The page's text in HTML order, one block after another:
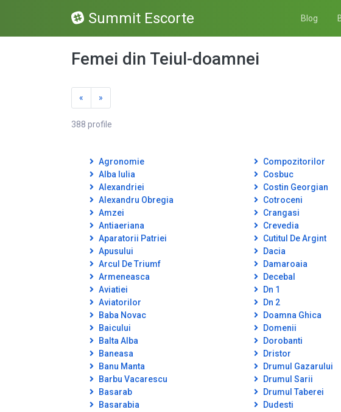
Summit Escorte Blog
Femei din Teiul-doamnei
« »
388 profile
Agronomie
Alba Iulia
Alexandriei
Alexandru Obregia
Amzei
Antiaeriana
Aparatorii Patriei
Apusului
Arcul De Triumf
Armeneasca
Aviatiei
Aviatorilor
Baba Novac
Baicului
Balta Alba
Baneasa
Banu Manta
Barbu Vacarescu
Basarab
Basarabia
Compozitorilor
Cosbuc
Costin Georgian
Cotroceni
Crangasi
Crevedia
Cutitul De Argint
Dacia
Damaroaia
Decebal
Dn 1
Dn 2
Doamna Ghica
Domenii
Dorobanti
Dristor
Drumul Gazarului
Drumul Sarii
Drumul Taberei
Dudesti